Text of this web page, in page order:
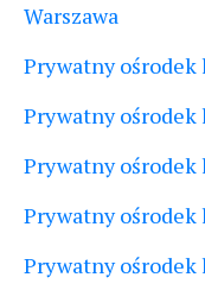
Warszawa
Prywatny
Prywatny
Prywatny
Prywatny
Prywatny